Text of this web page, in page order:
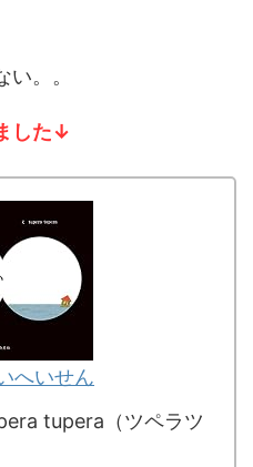
。。
した↓
へいせん
tupera（ツペラツ